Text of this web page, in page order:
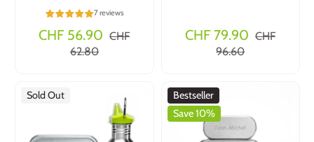
7 reviews
CHF 56.90 CHF
62.80
CHF 79.90 CHF
96.60
Sold Out
Bestseller
Save 10%